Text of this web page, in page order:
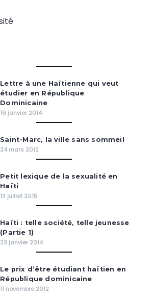
Lettre à une Haïtienne qui veut
étudier en République
Dominicaine
19 janvier 2014
Saint-Marc, la ville sans sommeil
24 mars 2012
Petit lexique de la sexualité en
Haïti
13 juillet 2015
Haïti : telle société, telle jeunesse
(Partie 1)
23 janvier 2014
Le prix d’être étudiant haïtien en
République dominicaine
11 novembre 2012